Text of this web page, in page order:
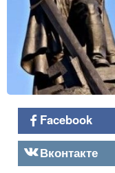
Facebook
Вконтакте